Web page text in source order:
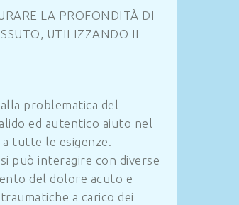
LA PROFONDITÀ DI
UTILIZZANDO IL
problematica del
ed autentico aiuto nel
tutte le esigenze.
può interagire con diverse
del dolore acuto e
a carico dei